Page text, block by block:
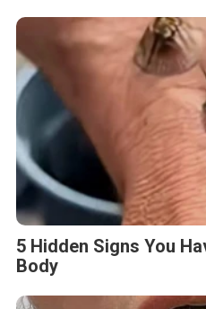
5 Hidden Signs You
Body